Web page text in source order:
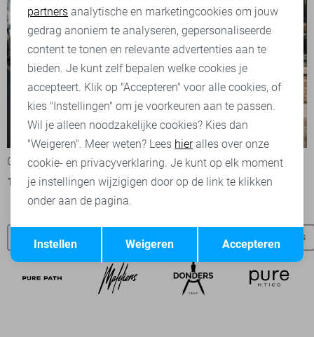
-50%
Gabbiano T-shirt
15,00 29,99
Gabbiano T-shirt
22,50 44,99
Gabbiano SALE Gabbiano overhemden Gabbiano t-shirts
Marketing cookies
Terug Opslaan
partners analytische en marketingcookies om jouw
gedrag anoniem te analyseren, gepersonaliseerde
content te tonen en relevante advertenties aan te
bieden. Je kunt zelf bepalen welke cookies je
accepteert. Klik op "Accepteren" voor alle cookies, of
kies "Instellingen" om je voorkeuren aan te passen.
Wil je alleen noodzakelijke cookies? Kies dan
"Weigeren". Meer weten? Lees hieralles over onze
cookie- en privacyverklaring. Je kunt op elk moment
je instellingen wijzigigen door op de link te klikken
onder aan de pagina.
Accepteren
Weigeren
Instellen